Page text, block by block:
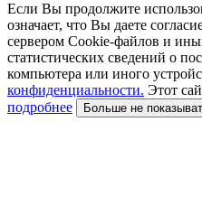
Если Вы продолжите
означает, что Вы даете
сервером Cookie-файлов и
статистических сведений о
компьютера или иного
конфиденциальности. Этот
подробнее
Больше не